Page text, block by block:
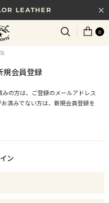
LEATHER
MODEL
円以上で送料無料
る、新しいギフトガイド
LEATHER
0
規会員登録
みの方は、ご登録のメールアドレス
済みでない方は、新規会員登録を
ン